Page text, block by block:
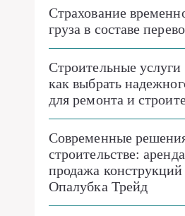
Страхование
груза в составе
Строительные услуги
как выбрать
для ремонта и
Современные
строительстве:
продажа
Опалубка Трейд